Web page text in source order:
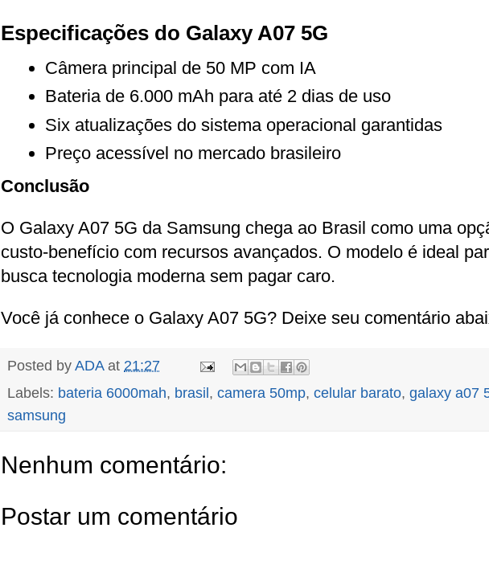
Especificações do Galaxy A07 5G
Câmera principal de 50 MP com IA
Bateria de 6.000 mAh para até 2 dias de uso
Six atualizações do sistema operacional garantidas
Preço acessível no mercado brasileiro
Conclusão
O Galaxy A07 5G da Samsung chega ao Brasil como uma
custo-benefício com recursos avançados. O modelo é ideal
busca tecnologia moderna sem pagar caro.
Você já conhece o Galaxy A07 5G? Deixe seu comentário
Posted by ADA at 21:27
Labels: bateria 6000mah, brasil , camera 50mp, celular barato, galaxy a07
samsung
Nenhum comentário:
Postar um comentário